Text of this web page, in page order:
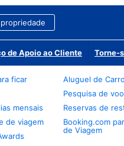
de Apoio ao Cliente Torne-
ficar
mensais
de viagem
Aluguel de
Pesquisa de
Reservas de
Booking.com
de Viagem